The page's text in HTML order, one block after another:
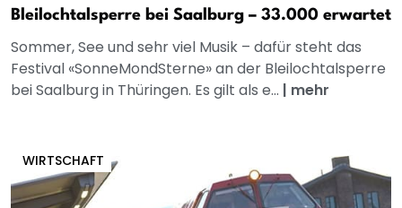
Bleilochtalsperre bei Saalburg – 33.000 erwartet
Sommer, See und sehr viel Musik – dafür steht das
Festival «SonneMondSterne» an der Bleilochtalsperre
bei Saalburg in Thüringen. Es gilt als e... | mehr
WIRTSCHAFT